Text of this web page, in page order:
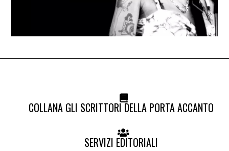
COLLANA GLI SCRITTORI DELLA PORTA ACCANTO
SERVIZI EDITORIALI